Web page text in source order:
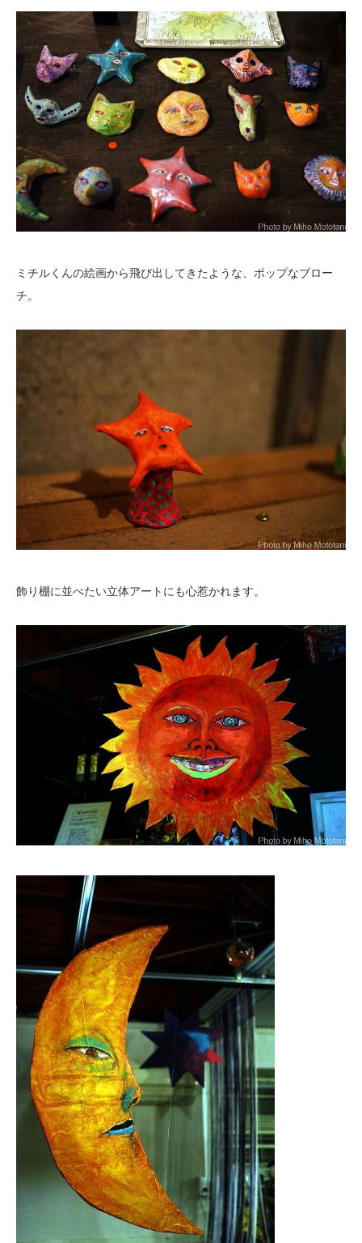
ミチルくんの絵画から飛び出してきたような、ポップなブロー
チ。
飾り棚に並べたい立体アートにも心惹かれます。